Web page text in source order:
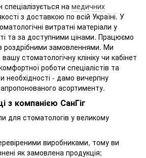
на медичних
з доставкою по всій Україні. У
витратні матеріали у
та за доступними цінами. Працюємо
роздрібними замовленнями. Ми
стоматологічну клініку чи кабінет
роботи спеціалістів та
необхідності - дамо вичерпну
асортименту.
з компанією СанГіг
для стоматологів у великому
виробниками, тому ви
як замовлена продукція;